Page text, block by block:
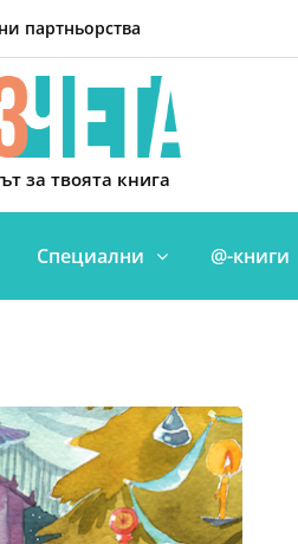
партньорства
за твоята книга
Специални @-книги